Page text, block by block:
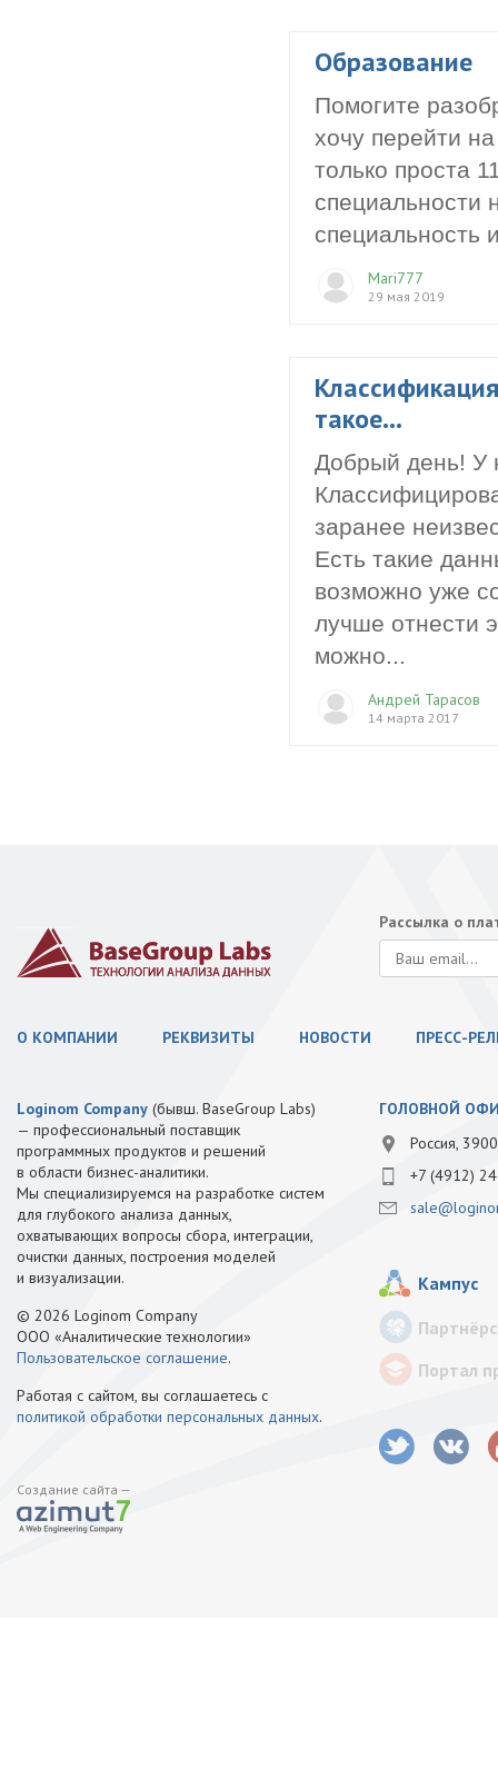
Образование
Помогите
хочу перейти
только проста
специальности
специальность
Mari777
29 мая 2019
такое...
Добрый день! У
заранее
Есть такие
возможно уже
лучше отнести
можно...
Андрей Тарасов
14 марта 2017
Рассылка о
О КОМПАНИИ РЕКВИЗИТЫ НОВОСТИ ПРЕСС-
Loginom Company (бывш. BaseGroup Labs)
— профессиональный поставщик
программных продуктов и решений
в области бизнес-аналитики.
Мы специализируемся на разработке систем
для глубокого анализа данных,
охватывающих вопросы сбора, интеграции,
очистки данных, построения моделей
и визуализации.
© 2026 Loginom Company
ООО «Аналитические технологии»
Пользовательское соглашение.
Работая с сайтом, вы соглашаетесь с
политикой обработки персональных данных.
Создание сайта —
ГОЛОВНОЙ
Россия,
+7 (4912)
Кампус
Портал